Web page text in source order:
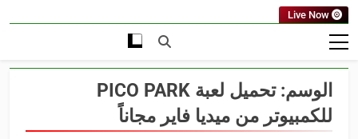
Live Now
الوسم:
تحميل لعبة PICO PARK
للكمبيوتر من ميديا فاير مجاناً